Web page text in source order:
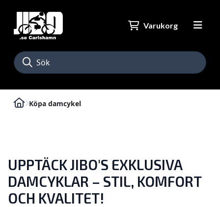
Varukorg
Köpa damcykel
UPPTÄCK JIBO'S EXKLUSIVA
DAMCYKLAR – STIL, KOMFORT
OCH KVALITET!